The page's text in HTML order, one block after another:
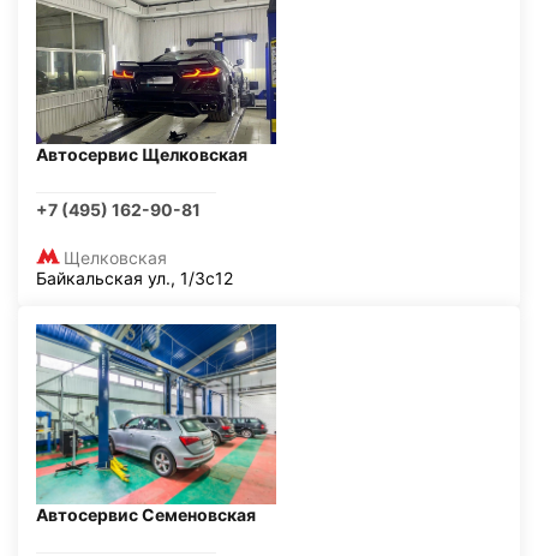
Автосервис Щелковская
+7 (495) 162-90-81
Щелковская
Байкальская ул., 1/3с12
Автосервис Семеновская